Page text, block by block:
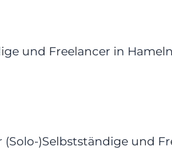
und Freelancer in
(Solo-)Selbstständige und